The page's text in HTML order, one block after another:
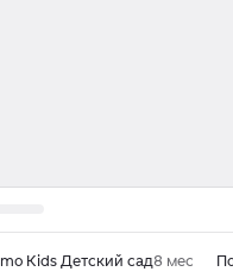
Kids Детский сад8 мес